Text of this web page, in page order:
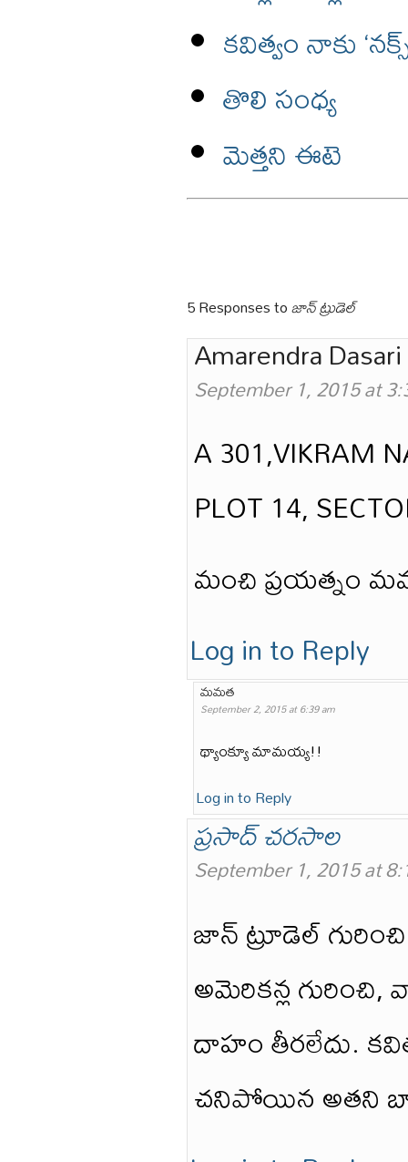
కవిత్వం నాకు
తొలి సంధ్య
మెత్తని ఈటె
5 Responses toజాన్ ట్రుడెల్
Amarendra Dasari
September 1, 2015 at
A 301,VIKRAM
PLOT 14,
మంచి ప్రయత్నం
Log in to Reply
మమత
September 2, 2015 at 6:39 am
థ్యాంక్యూ మామయ్య!!
Log in to Reply
ప్రసాద్ చరసాల
September 1, 2015 at
జాన్ ట్రూడెల్
అమెరికన్ల
దాహం తీరలేదు.
చనిపోయిన అతని